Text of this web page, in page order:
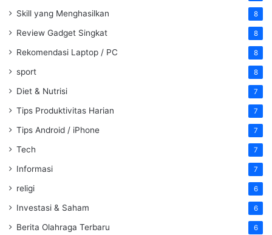
Skill yang Menghasilkan 8
Review Gadget Singkat 8
Rekomendasi Laptop / PC 8
sport 8
Diet & Nutrisi 7
Tips Produktivitas Harian 7
Tips Android / iPhone 7
Tech 7
Informasi 7
religi 6
Investasi & Saham 6
Berita Olahraga Terbaru 6